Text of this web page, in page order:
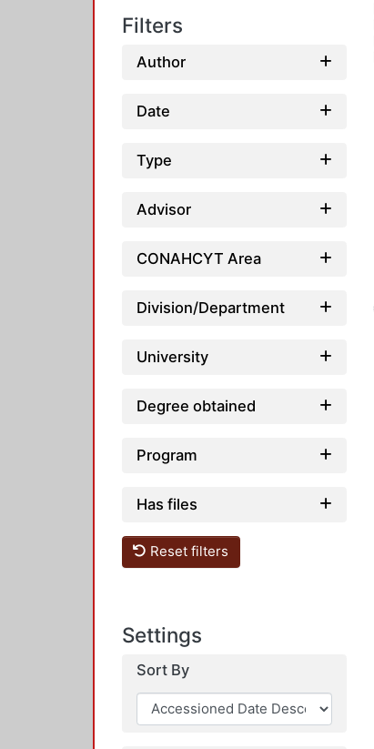
Filters
Author
Date
Type
Advisor
CONAHCYT Area
Division/Department
University
Degree obtained
Program
Has files
Reset filters
Settings
Sort By